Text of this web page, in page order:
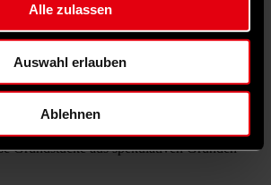
Alle zulassen
Auswahl erlauben
Ablehnen
Dark Mode
rar. Deshalb will die Stadt nicht tatenlos
Grundstücke aus spekulativen Gründen